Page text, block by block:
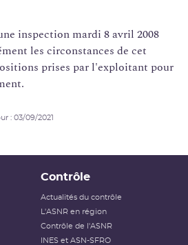
inspection mardi 8 avril 2008
les circonstances de cet
prises par l'exploitant pour
: 03/09/2021
Contrôle
Actualités du contrôle
L'ASNR en région
Contrôle de l'ASNR
INES et ASN-SFRO